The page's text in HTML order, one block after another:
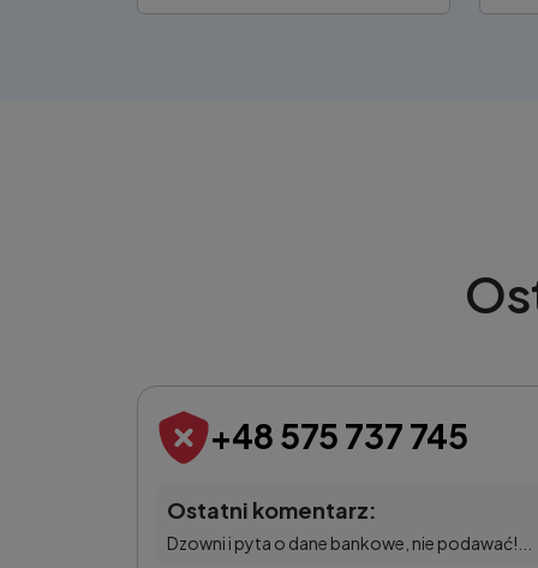
+48 575 737 745
Ostatni komentarz:
Dzowni i pyta o dane bankowe, nie podawać!...